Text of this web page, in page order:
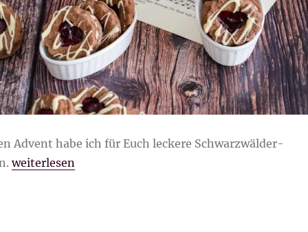
Advent habe ich für Euch leckere Schwarzwälder-
„Schwarzwälder-Kirsch-Plätzchen“
weiterlesen